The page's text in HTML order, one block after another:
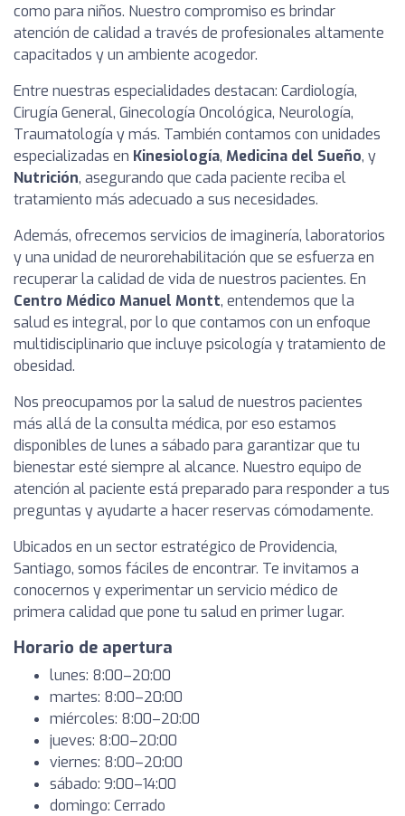
como para niños. Nuestro compromiso es brindar
atención de calidad a través de profesionales altamente
capacitados y un ambiente acogedor.
Entre nuestras especialidades destacan: Cardiología,
Cirugía General, Ginecología Oncológica, Neurología,
Traumatología y más. También contamos con unidades
especializadas en Kinesiología, Medicina del Sueño, y
Nutrición, asegurando que cada paciente reciba el
tratamiento más adecuado a sus necesidades.
Además, ofrecemos servicios de imaginería, laboratorios
y una unidad de neurorehabilitación que se esfuerza en
recuperar la calidad de vida de nuestros pacientes. En
Centro Médico Manuel Montt, entendemos que la
salud es integral, por lo que contamos con un enfoque
multidisciplinario que incluye psicología y tratamiento de
obesidad.
Nos preocupamos por la salud de nuestros pacientes
más allá de la consulta médica, por eso estamos
disponibles de lunes a sábado para garantizar que tu
bienestar esté siempre al alcance. Nuestro equipo de
atención al paciente está preparado para responder a tus
preguntas y ayudarte a hacer reservas cómodamente.
Ubicados en un sector estratégico de Providencia,
Santiago, somos fáciles de encontrar. Te invitamos a
conocernos y experimentar un servicio médico de
primera calidad que pone tu salud en primer lugar.
Horario de apertura
lunes: 8:00–20:00
martes: 8:00–20:00
miércoles: 8:00–20:00
jueves: 8:00–20:00
viernes: 8:00–20:00
sábado: 9:00–14:00
domingo: Cerrado